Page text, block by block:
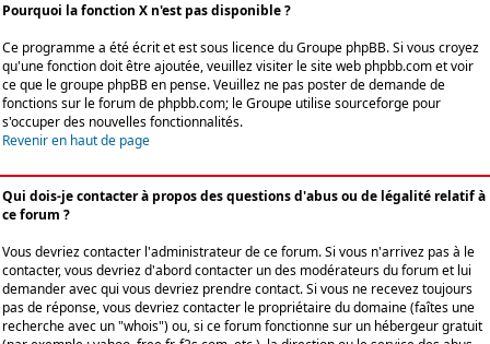
Pourquoi la fonction X n'est pas disponible ?
Ce programme a été écrit et est sous licence du Groupe phpBB. Si vous croyez
qu'une fonction doit être ajoutée, veuillez visiter le site web phpbb.com et voir
ce que le groupe phpBB en pense. Veuillez ne pas poster de demande de
fonctions sur le forum de phpbb.com; le Groupe utilise sourceforge pour
s'occuper des nouvelles fonctionnalités.
Revenir en haut de page
Qui dois-je contacter à propos des questions d'abus ou de légalité relatif à
ce forum ?
Vous devriez contacter l'administrateur de ce forum. Si vous n'arrivez pas à le
contacter, vous devriez d'abord contacter un des modérateurs du forum et lui
demander avec qui vous devriez prendre contact. Si vous ne recevez toujours
pas de réponse, vous devriez contacter le propriétaire du domaine (faîtes une
recherche avec un "whois") ou, si ce forum fonctionne sur un hébergeur gratuit